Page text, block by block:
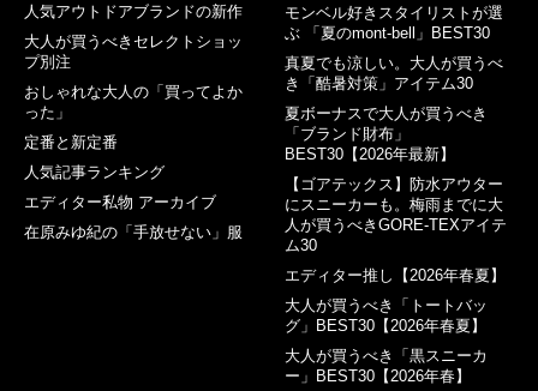
人気アウトドアブランドの新作
大人が買うべきセレクトショッ
プ別注
おしゃれな大人の「買ってよか
った」
定番と新定番
人気記事ランキング
エディター私物 アーカイブ
在原みゆ紀の「手放せない」服
モンベル好きスタイリストが選
ぶ 「夏のmont-bell」BEST30
真夏でも涼しい。大人が買うべ
き「酷暑対策」アイテム30
夏ボーナスで大人が買うべき
「ブランド財布」
BEST30【2026年最新】
【ゴアテックス】防水アウター
にスニーカーも。梅雨までに大
人が買うべきGORE-TEXアイテ
ム30
エディター推し【2026年春夏】
大人が買うべき「トートバッ
グ」BEST30【2026年春夏】
大人が買うべき「黒スニーカ
ー」BEST30【2026年春】